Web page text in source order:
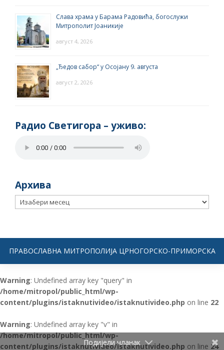
Слава храма у Барама Радовића, богослужи
Митрополит Јоаникије
август 4, 2026
„Ђедов сабор“ у Осојану 9. августа
август 2, 2026
Радио Светигора – yживо:
Архива
Архива
ПРАВОСЛАВНА МИТРОПОЛИЈА ЦРНОГОРСКО-ПРИМОРСКА
Warning: Undefined array key "query" in
/home/mitropol/public_html/wp-
content/plugins/istaknutivideo/istaknutivideo.php on line 22
Warning: Undefined array key "v" in
/home/mitropol/public_html/wp-
content/plugins/istaknutivideo/istaknutivideo.php on line 24
Подијели чланак